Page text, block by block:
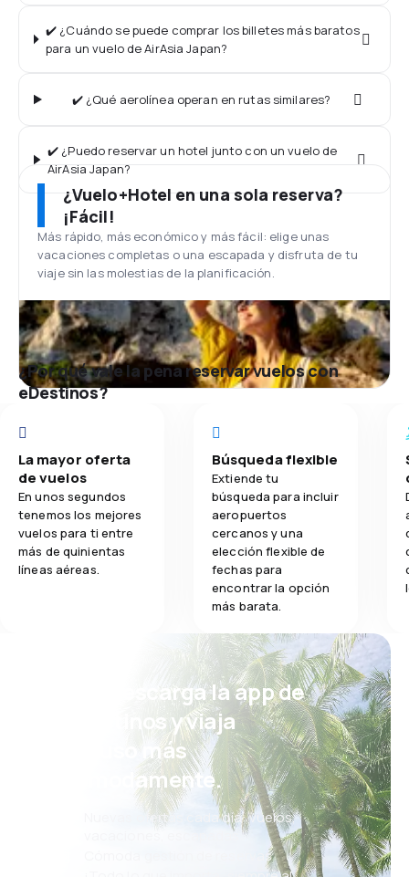
✔️ ¿Cuándo se puede comprar los billetes más baratos
para un vuelo de AirAsia Japan?
✔️ ¿Qué aerolínea operan en rutas similares?
✔️ ¿Puedo reservar un hotel junto con un vuelo de
AirAsia Japan?
¿Vuelo+Hotel en una sola reserva?
¡Fácil!
Más rápido, más económico y más fácil: elige unas
vacaciones completas o una escapada y disfruta de tu
viaje sin las molestias de la planificación.
¿Por qué vale la pena reservar vuelos con
eDestinos?
La mayor oferta
de vuelos
En unos segundos
tenemos los mejores
vuelos para ti entre
más de quinientas
líneas aéreas.
Búsqueda flexible
Extiende tu
búsqueda para incluir
aeropuertos
cercanos y una
elección flexible de
fechas para
encontrar la opción
más barata.
¡Eh! Descarga la app de
eDestinos y viaja
incluso más
cómodamente.
Nuevas ofertas cada día: vuelos,
vacaciones, escapadas
Cómoda gestión de reservas